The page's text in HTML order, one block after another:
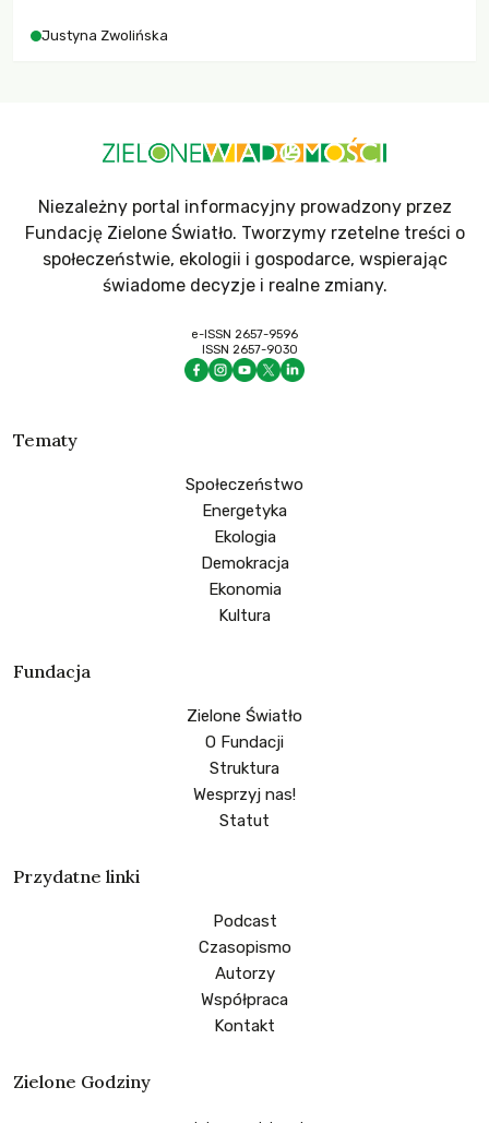
Justyna Zwolińska
Niezależny portal informacyjny prowadzony przez
Fundację Zielone Światło. Tworzymy rzetelne treści o
społeczeństwie, ekologii i gospodarce, wspierając
świadome decyzje i realne zmiany.
e-ISSN 2657-9596
ISSN 2657-9030
Tematy
Społeczeństwo
Energetyka
Ekologia
Demokracja
Ekonomia
Kultura
Fundacja
Zielone Światło
O Fundacji
Struktura
Wesprzyj nas!
Statut
Przydatne linki
Podcast
Czasopismo
Autorzy
Współpraca
Kontakt
Zielone Godziny